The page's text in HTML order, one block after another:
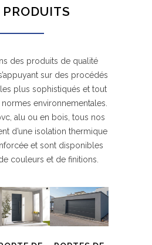
des produits de qualité
sur des procédés
plus sophistiqués et tout
environnementales.
alu ou en bois, tous nos
d’une isolation thermique
et sont disponibles
couleurs et de finitions.